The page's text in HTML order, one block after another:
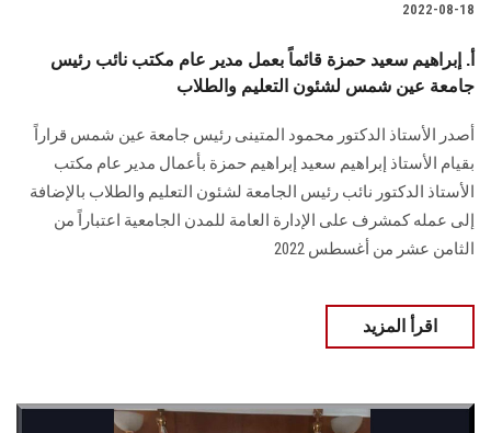
2022-08-18
أ. إبراهيم سعيد حمزة قائماً بعمل مدير عام مكتب نائب رئيس
جامعة عين شمس لشئون التعليم والطلاب
أصدر الأستاذ الدكتور محمود المتينى رئيس جامعة عين شمس قراراً
بقيام الأستاذ إبراهيم سعيد إبراهيم حمزة بأعمال مدير عام مكتب
الأستاذ الدكتور نائب رئيس الجامعة لشئون التعليم والطلاب بالإضافة
إلى عمله كمشرف على الإدارة العامة للمدن الجامعية اعتباراً من
الثامن عشر من أغسطس 2022
اقرأ المزيد